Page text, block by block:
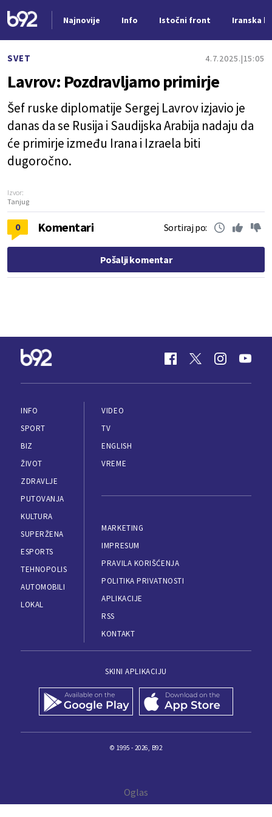
Najnovije Info Istočni front Iranska
SVET 4.7.2025. 15:05
Lavrov: Pozdravljamo primirje
Šef ruske diplomatije Sergej Lavrov izjavio je
danas da se Rusija i Saudijska Arabija nadaju da
će primirje između Irana i Izraela biti
dugoročno.
Izvor:
Tanjug
0 Komentari Sortiraj po:
Pošalji komentar
INFO
SPORT
BIZ
ŽIVOT
ZDRAVLJE
PUTOVANJA
KULTURA
SUPERŽENA
ESPORTS
TEHNOPOLIS
AUTOMOBILI
LOKAL
VIDEO
TV
ENGLISH
VREME
MARKETING
IMPRESUM
PRAVILA KORIŠĆENJA
POLITIKA PRIVATNOSTI
APLIKACIJE
RSS
KONTAKT
SKINI APLIKACIJU
© 1995 - 2026, B92